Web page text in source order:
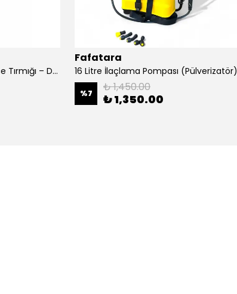
16 Diş Takviyeli Metal Bahçe Tırmığı – Dayanıklı, Geniş Ağızlı Toprak ve Yaprak Tırmığı
Fafatara
16 Litre İlaçlama Pompası (Pülverizatör)
%7 ₺ 1,450.00
₺ 1,350.00